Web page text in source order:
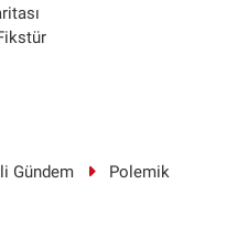
Gündem
Polemik